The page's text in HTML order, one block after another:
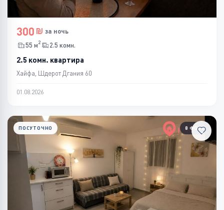
300
за ночь
55 м2 2.5 комн.
2.5 комн. квартира
Хайфа, Шдерот Дгания 60
01.08.2026
8 ФОТО
ПОСУТОЧНО